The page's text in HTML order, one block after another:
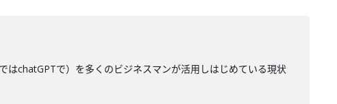
chatGPTで）を多くのビジネスマンが活用しはじめている現状